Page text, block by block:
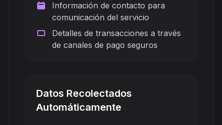
Información de contacto para
comunicación del servicio
Detalles de transacciones a través
de canales de pago seguros
Datos Recolectados
Automáticamente